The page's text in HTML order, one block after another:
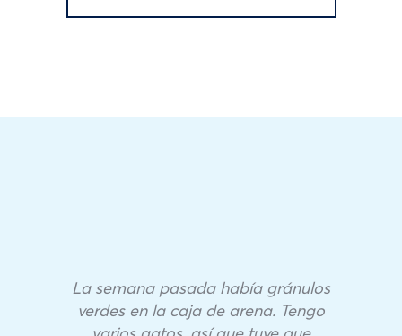
La semana pasada había gránulos
verdes en la caja de arena. Tengo